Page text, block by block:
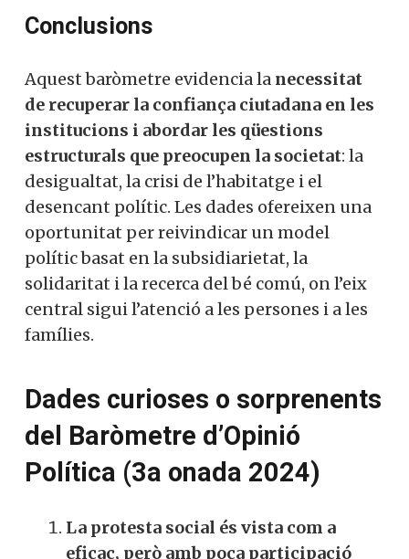
Conclusions
Aquest baròmetre evidencia la necessitat
de recuperar la confiança ciutadana en les
institucions i abordar les qüestions
estructurals que preocupen la societat: la
desigualtat, la crisi de l’habitatge i el
desencant polític. Les dades ofereixen una
oportunitat per reivindicar un model
polític basat en la subsidiarietat, la
solidaritat i la recerca del bé comú, on l’eix
central sigui l’atenció a les persones i a les
famílies.
Dades curioses o sorprenents
del Baròmetre d’Opinió
Política (3a onada 2024)
La protesta social és vista com a
eficaç, però amb poca participació